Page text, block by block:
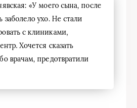
«У моего сына, после
заболело ухо. Не стали
с клиниками,
Хочется сказать
врачам, предотвратили